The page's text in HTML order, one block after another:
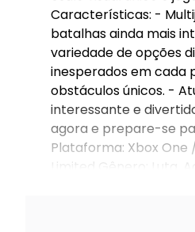
Características: -
batalhas ainda mais
variedade de opções
inesperados em cada
obstáculos únicos. -
interessante e
agora e prepare-se
Plataforma: Xbox One
Limited Gênero: Luta,